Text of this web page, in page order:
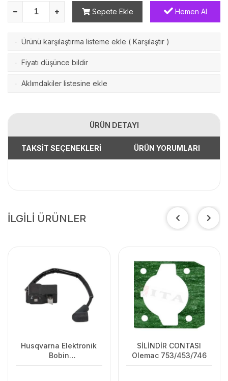
Sepete Ekle Hemen Al
· Ürünü karşılaştırma listeme ekle ( Karşılaştır )
· Fiyatı düşünce bildir
· Aklımdakiler listesine ekle
ÜRÜN DETAYI
TAKSİT SEÇENEKLERİ ÜRÜN YORUMLARI
İLGİLİ ÜRÜNLER
Husqvarna Elektronik
Bobin
SİLİNDİR CONTASI
Olemac 753/453/746